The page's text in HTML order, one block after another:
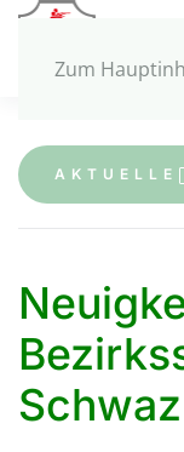
Zum
A K T U E L L E
Schwaz